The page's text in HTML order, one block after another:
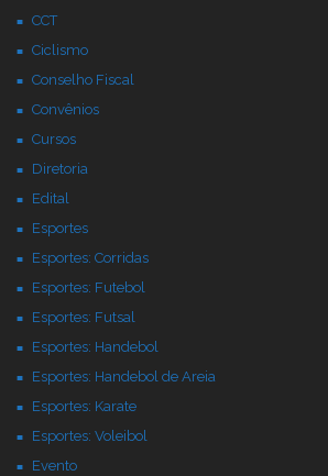
CCT
Ciclismo
Conselho Fiscal
Convênios
Cursos
Diretoria
Edital
Esportes
Esportes: Corridas
Esportes: Futebol
Esportes: Futsal
Esportes: Handebol
Esportes: Handebol de Areia
Esportes: Karate
Esportes: Voleibol
Evento